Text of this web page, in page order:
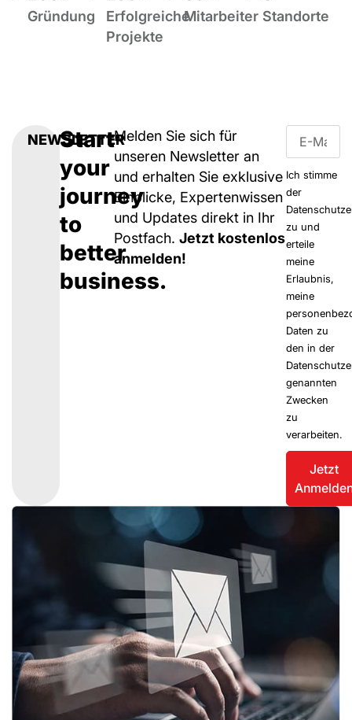
Gründung
Erfolgreiche
Projekte
Mitarbeiter Standorte
NEWSLETTER
Start
your
journey
to
better
business.
Melden Sie sich für
unseren Newsletter an
und erhalten Sie exklusive
Einblicke, Expertenwissen
und Updates direkt in Ihr
Postfach.Jetzt kostenlos
anmelden!
Ich stimme
der
zu und
erteile
meine
Erlaubnis,
meine
Daten zu
den in der
genannten
Zwecken
zu
verarbeiten.
Jetzt